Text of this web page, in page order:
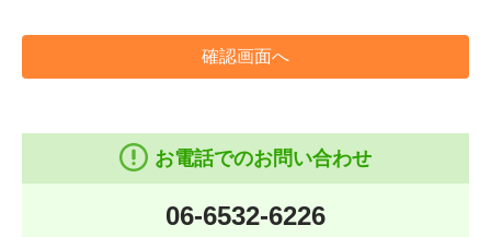
確認画面へ
お電話でのお問い合わせ
06-6532-6226